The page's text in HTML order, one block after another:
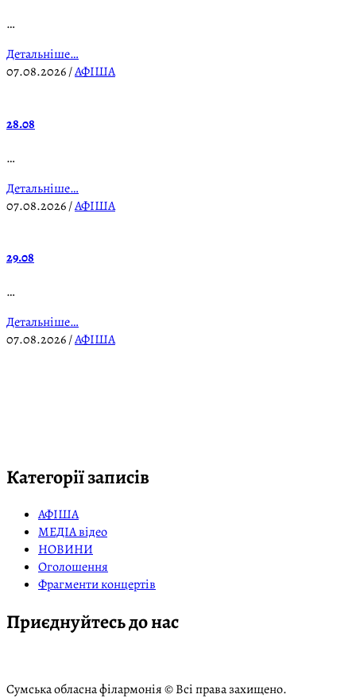
…
Детальніше…
07.08.2026/АФІША
28.08
…
Детальніше…
07.08.2026/АФІША
29.08
…
Детальніше…
07.08.2026/АФІША
Категорії записів
АФІША
МЕДІА відео
НОВИНИ
Оголошення
Фрагменти концертів
Приєднуйтесь до нас
Сумська обласна філармонія © Всі права захищено.